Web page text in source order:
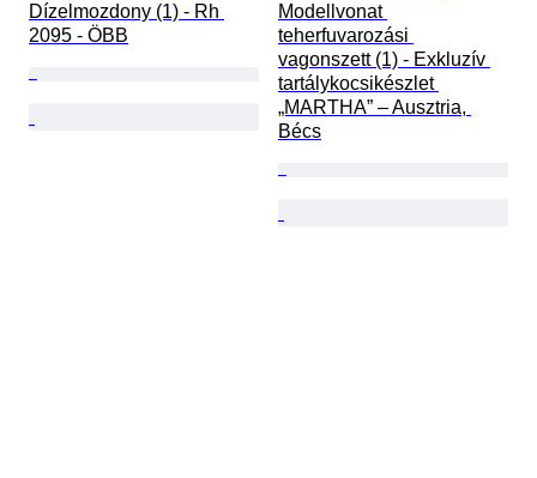
Dízelmozdony (1) - Rh
2095 - ÖBB
Modellvonat
teherfuvarozási
vagonszett (1) - Exkluzív
tartálykocsikészlet
„MARTHA” – Ausztria,
Bécs